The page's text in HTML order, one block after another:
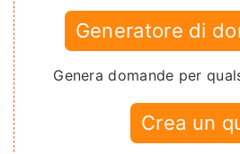
Generatore di
Genera domande per
Crea un